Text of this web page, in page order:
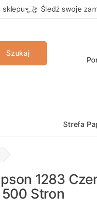
sklepu Śledź swoje
Szukaj
Strefa
1283
Stron